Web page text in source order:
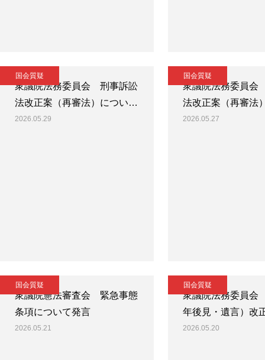
国会質疑
衆議院法務委員会 刑事訴訟
法改正案（再審法）につい…
2026.05.29
国会質疑
衆議院法務委員
法改正案（再審法
2026.05.27
国会質疑
衆議院憲法審査会 緊急事態
条項について発言
2026.05.21
国会質疑
衆議院法務委員
年後見・遺言）改
2026.05.20